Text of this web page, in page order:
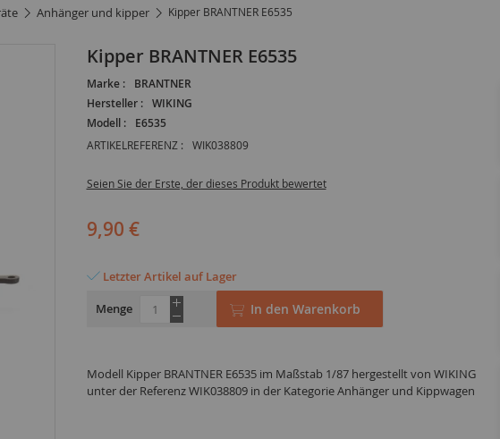
anhänger und kipper Kipper BRANTNER E6535
Kipper BRANTNER E6535
Marke :
BRANTNER
Hersteller :
WIKING
Modell :
E6535
ARTIKELREFERENZ : WIK038809
Seien Sie der Erste, der dieses Produkt bewertet
9,90 €
Letzter Artikel auf Lager
Menge
In den Warenkorb
Modell Kipper BRANTNER E6535 im Maßstab 1/87 hergestellt von WIKING
unter der Referenz WIK038809 in der Kategorie Anhänger und Kippwagen